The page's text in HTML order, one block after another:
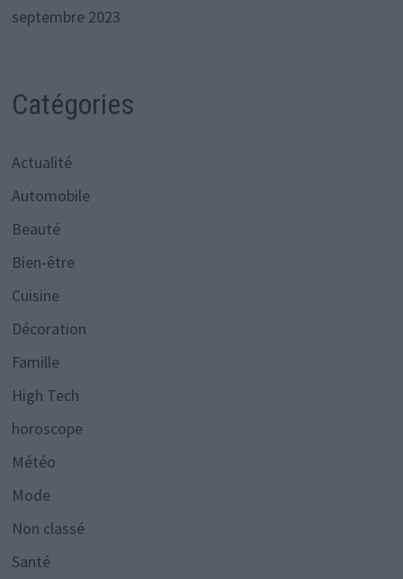
septembre 2023
Catégories
Actualité
Automobile
Beauté
Bien-être
Cuisine
Décoration
Famille
High Tech
horoscope
Météo
Mode
Non classé
Santé